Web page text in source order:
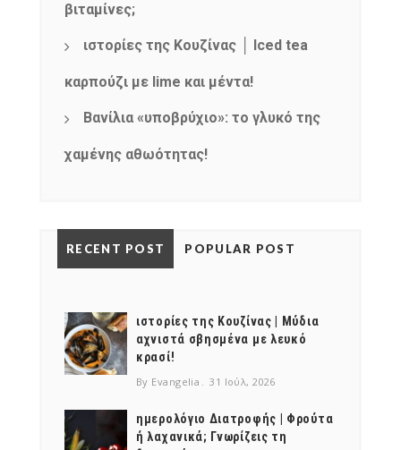
βιταμίνες;
ιστορίες της Κουζίνας │ Iced tea
καρπούζι με lime και μέντα!
Βανίλια «υποβρύχιο»: το γλυκό της
χαμένης αθωότητας!
RECENT POST POPULAR POST
ιστορίες της Κουζίνας | Μύδια
αχνιστά σβησμένα με λευκό
κρασί!
By Evangelia 31 Ιούλ, 2026
ημερολόγιο Διατροφής | Φρούτα
ή λαχανικά; Γνωρίζεις τη